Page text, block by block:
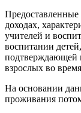
Предоставленные
доходах,
учителей и
воспитании
подтверждающей
взрослых во
На основании
проживания